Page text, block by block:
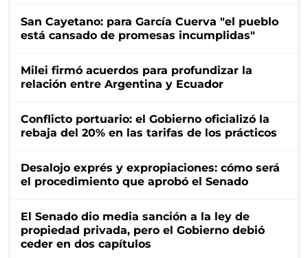
San Cayetano: para García Cuerva "el pueblo
está cansado de promesas incumplidas"
Milei firmó acuerdos para profundizar la
relación entre Argentina y Ecuador
Conflicto portuario: el Gobierno oficializó la
rebaja del 20% en las tarifas de los prácticos
Desalojo exprés y expropiaciones: cómo será
el procedimiento que aprobó el Senado
El Senado dio media sanción a la ley de
propiedad privada, pero el Gobierno debió
ceder en dos capítulos